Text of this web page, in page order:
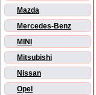
Mazda
Mercedes-Benz
MINI
Mitsubishi
Nissan
Opel